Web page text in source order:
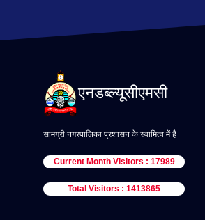
एनडब्ल्यूसीएमसी
सामग्री नगरपालिका प्रशासन के स्वामित्व में है
Current Month Visitors : 17989
Total Visitors : 1413865